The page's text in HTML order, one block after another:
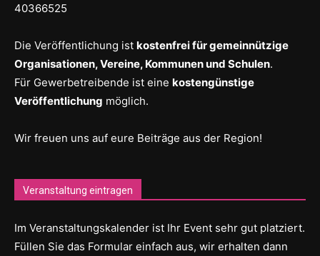
40366525
Die Veröffentlichung ist kostenfrei für gemeinnützige
Organisationen, Vereine, Kommunen und Schulen.
Für Gewerbetreibende ist eine kostengünstige
Veröffentlichung möglich.
Wir freuen uns auf eure Beiträge aus der Region!
Veranstaltung eintragen
Im Veranstaltungskalender ist Ihr Event sehr gut platziert.
Füllen Sie das Formular einfach aus, wir erhalten dann